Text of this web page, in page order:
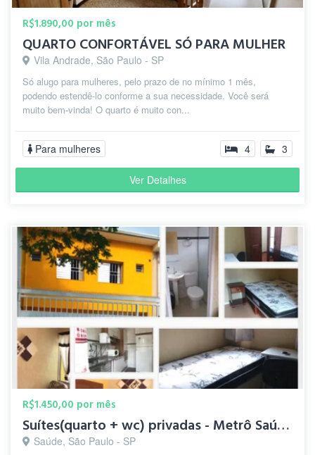
R$1.890,00 por mês
QUARTO CONFORTÁVEL SÓ PARA MULHER
Vila Andrade, São Paulo - SP
Só alugo para mulheres, pelo prazo de no mínimo 1 mês,
podendo estendê-lo conforme a sua necessidade. Você será
muito bem-vinda! O quarto é muito con...
Para mulheres 4 3
Ver Detalhes
R$1.450,00 por mês
Suítes(quarto + wc) privadas - Metrô Saúde/S.Judas/Conceição
Saúde, São Paulo - SP